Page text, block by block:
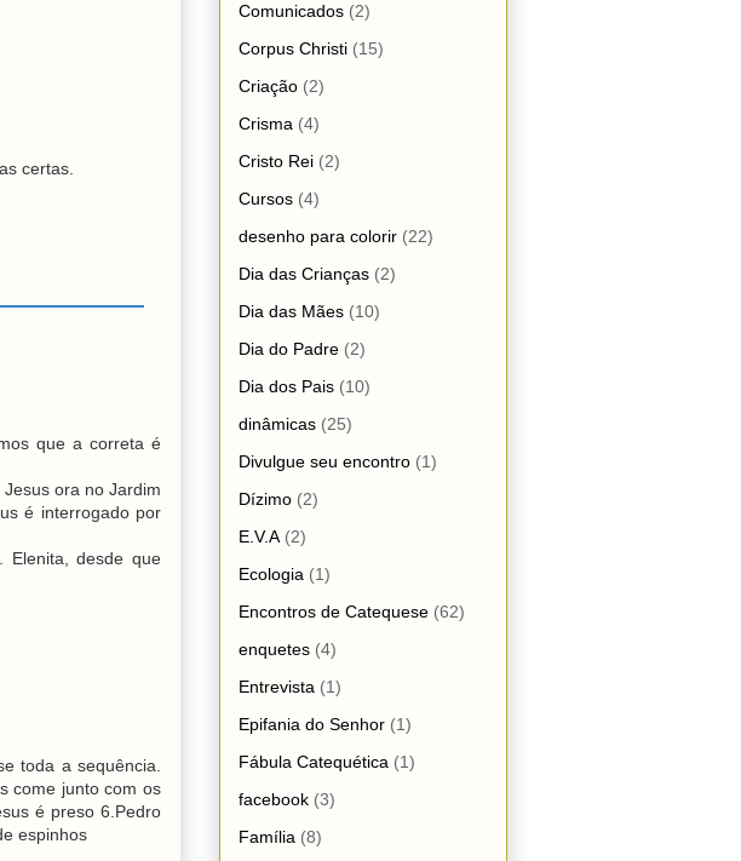
certas.
que a correta é
ora no Jardim
é interrogado por
Elenita, desde que
toda a sequência.
come junto com os
é preso 6.Pedro
espinhos
Comunicados (2)
Corpus Christi (15)
Criação (2)
Crisma (4)
Cristo Rei (2)
Cursos (4)
desenho para colorir (22)
Dia das Crianças (2)
Dia das Mães (10)
Dia do Padre (2)
Dia dos Pais (10)
dinâmicas (25)
Divulgue seu encontro (1)
Dízimo (2)
E.V.A (2)
Ecologia (1)
Encontros de Catequese (62)
enquetes (4)
Entrevista (1)
Epifania do Senhor (1)
Fábula Catequética (1)
facebook (3)
Família (8)